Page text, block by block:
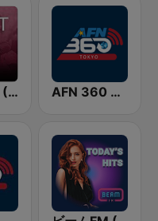
ビームFM (Beam FM) - Adult Hits AFN 360 Tokyo (Japan Only)